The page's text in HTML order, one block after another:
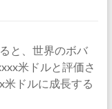
と、世界のボバ
米ドルと評価さ
米ドルに成長する